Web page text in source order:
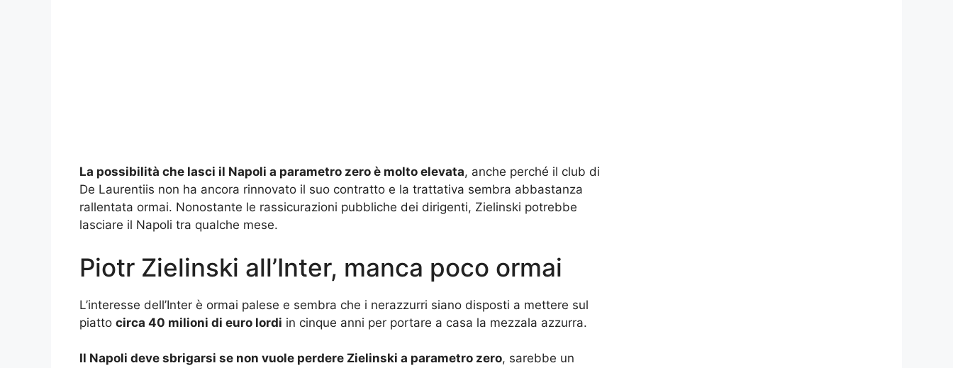
La possibilità che lasci il Napoli a parametro zero è molto elevata, anche perché il club di
De Laurentiis non ha ancora rinnovato il suo contratto e la trattativa sembra abbastanza
rallentata ormai. Nonostante le rassicurazioni pubbliche dei dirigenti, Zielinski potrebbe
lasciare il Napoli tra qualche mese.
Piotr Zielinski all’Inter, manca poco ormai
L’interesse dell’Inter è ormai palese e sembra che i nerazzurri siano disposti a mettere sul
piatto circa 40 milioni di euro lordi in cinque anni per portare a casa la mezzala azzurra.
Il Napoli deve sbrigarsi se non vuole perdere Zielinski a parametro zero, sarebbe un